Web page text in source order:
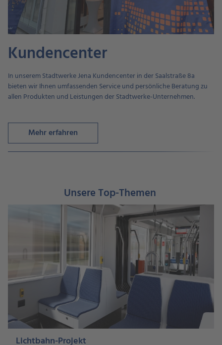
Kundencenter
In unserem Stadtwerke Jena Kundencenter in der Saalstraße 8a
bieten wir Ihnen umfassenden Service und persönliche Beratung zu
allen Produkten und Leistungen der Stadtwerke-Unternehmen.
Mehr erfahren
Unsere Top-Themen
Lichtbahn-Projekt